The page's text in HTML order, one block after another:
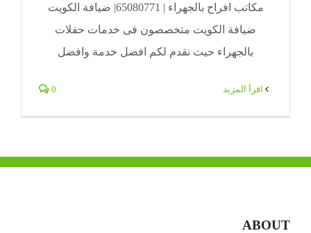
مكاتب افراح بالجهراء | 65080771| ضيافة الكويت
ضيافة الكويت متخصصون فى خدمات حفلات
بالجهراء حيث نقدم لكم افضل خدمة وافضل
0
ABOUT